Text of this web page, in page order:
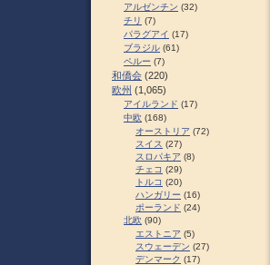
アルゼンチン (32)
チリ (7)
パラグアイ (17)
ブラジル (61)
ペルー (7)
和僑会 (220)
欧州 (1,065)
アイルランド (17)
中欧 (168)
オーストリア (72)
スイス (27)
スロパキア (8)
チェコ (29)
トルコ (20)
ハンガリー (16)
ポーランド (24)
北欧 (90)
エストニア (5)
スウェーデン (27)
デンマーク (17)